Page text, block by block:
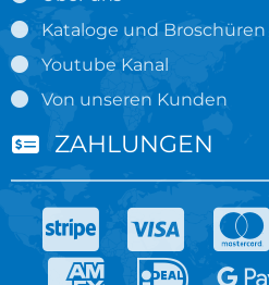
Kataloge und Broschüren
Youtube Kanal
Von unseren Kunden
ZAHLUNGEN